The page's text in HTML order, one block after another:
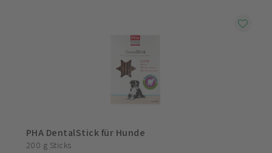
PHA DentalStick für Hunde
200 g Sticks